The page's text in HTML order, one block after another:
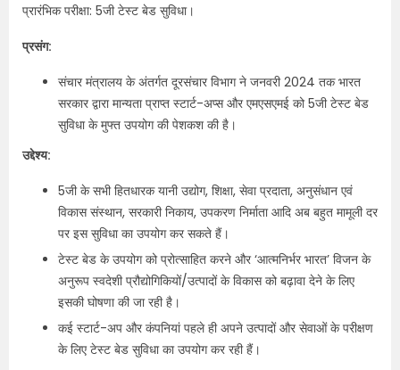
प्रारंभिक परीक्षा: 5जी टेस्ट बेड सुविधा।
प्रसंग:
संचार मंत्रालय के अंतर्गत दूरसंचार विभाग ने जनवरी 2024 तक भारत
सरकार द्वारा मान्यता प्राप्त स्टार्ट-अप्स और एमएसएमई को 5जी टेस्ट बेड
सुविधा के मुफ्त उपयोग की पेशकश की है।
उद्देश्य:
5जी के सभी हितधारक यानी उद्योग, शिक्षा, सेवा प्रदाता, अनुसंधान एवं
विकास संस्थान, सरकारी निकाय, उपकरण निर्माता आदि अब बहुत मामूली दर
पर इस सुविधा का उपयोग कर सकते हैं।
टेस्ट बेड के उपयोग को प्रोत्साहित करने और ‘आत्मनिर्भर भारत’ विजन के
अनुरूप स्वदेशी प्रौद्योगिकियों/उत्पादों के विकास को बढ़ावा देने के लिए
इसकी घोषणा की जा रही है।
कई स्टार्ट-अप और कंपनियां पहले ही अपने उत्पादों और सेवाओं के परीक्षण
के लिए टेस्ट बेड सुविधा का उपयोग कर रही हैं।